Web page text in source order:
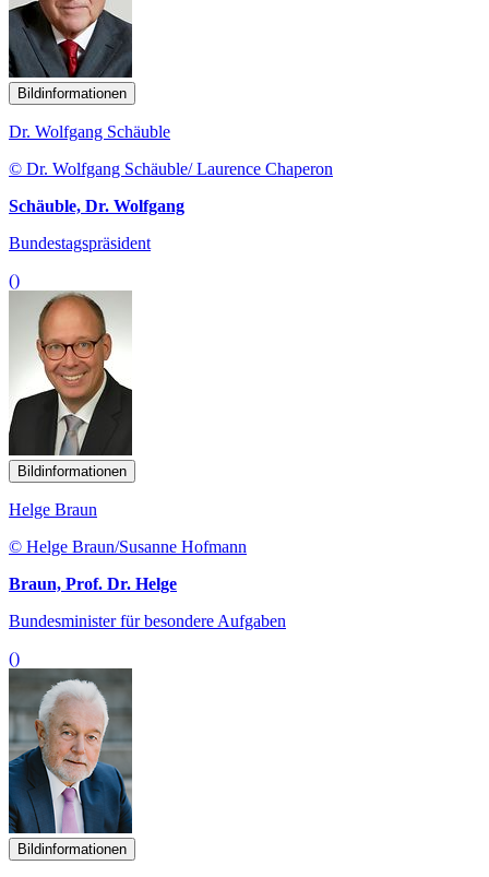
Bildinformationen
Dr. Wolfgang Schäuble
© Dr. Wolfgang Schäuble/ Laurence Chaperon
Schäuble, Dr. Wolfgang
Bundestagspräsident
()
Bildinformationen
Helge Braun
© Helge Braun/Susanne Hofmann
Braun, Prof. Dr. Helge
Bundesminister für besondere Aufgaben
()
Bildinformationen